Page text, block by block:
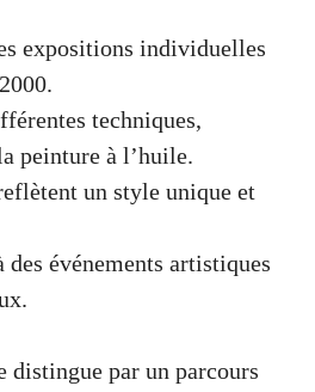
expositions individuelles
techniques,
peinture à l’huile.
un style unique et
événements artistiques
distingue par un parcours